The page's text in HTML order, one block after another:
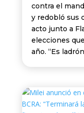
contra el
y redobló sus
acto junto a
elecciones
año. “Es